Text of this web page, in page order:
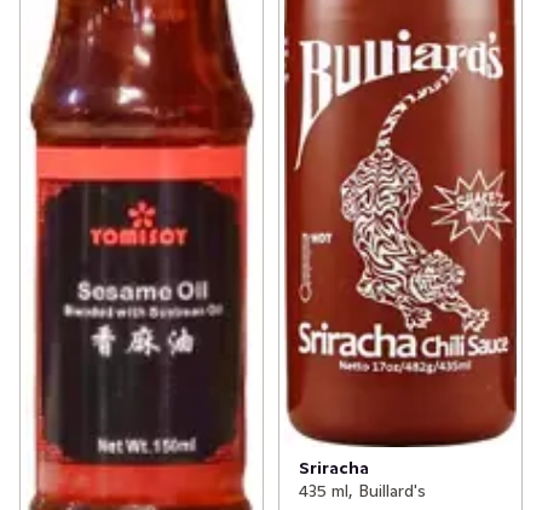
Sriracha
435 ml, Buillard's